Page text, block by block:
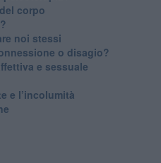
corpo
noi stessi
o disagio?
e sessuale
e l’incolumità